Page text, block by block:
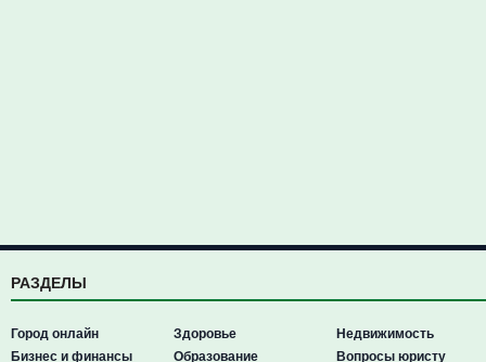
РАЗДЕЛЫ
Город онлайн
Бизнес и финансы
Здоровье
Образование
Недвижимость
Вопросы юристу